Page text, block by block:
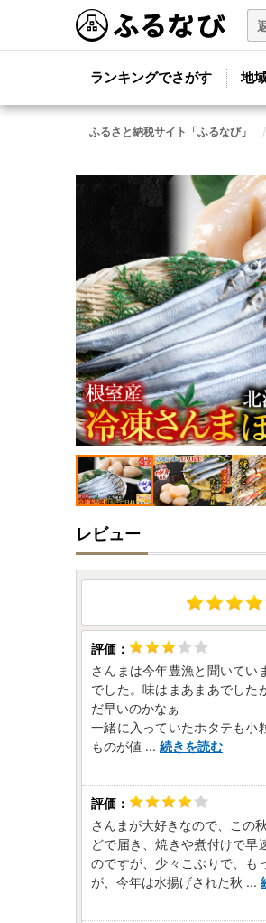
ランキングでさがす 地
ふるさと納税サイト「ふるなび」
レビュー
さんまは今年豊漁と聞いてい
でした。味はまあまあでした
だ早いのかなぁ
一緒に入っていたホタテも小
ものが値 ... 続きを読む
さんまが大好きなので、この
どで届き、焼きや煮付けで早
のですが、少々こぶりで、も
が、今年は水揚げされた秋 ...